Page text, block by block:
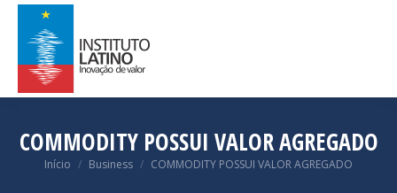
COMMODITY POSSUI VALOR AGREGADO
Você está aqui:
Início Business COMMODITY POSSUI VALOR AGREGADO